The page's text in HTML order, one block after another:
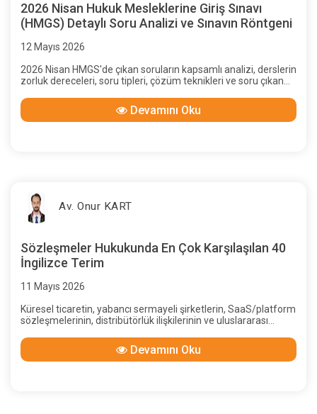
2026 Nisan Hukuk Mesleklerine Giriş Sınavı
(HMGS) Detaylı Soru Analizi ve Sınavın Röntgeni
12 Mayıs 2026
2026 Nisan HMGS'de çıkan soruların kapsamlı analizi, derslerin
zorluk dereceleri, soru tipleri, çözüm teknikleri ve soru çıkan
başarısıyla sınava hazırlanın!Devamını Oku
Av. Onur KART
Sözleşmeler Hukukunda En Çok Karşılaşılan 40
İngilizce Terim
11 Mayıs 2026
Küresel ticaretin, yabancı sermayeli şirketlerin, SaaS/platform
sözleşmelerinin, distribütörlük ilişkilerinin ve uluslararası
karşılaşma sıklığı ciddi şekilde artmıştır. Bu sözleşmeler çoğu
zaman yalnızca İngilizce yazılmış metinler değildir; aynı
Devamını Oku